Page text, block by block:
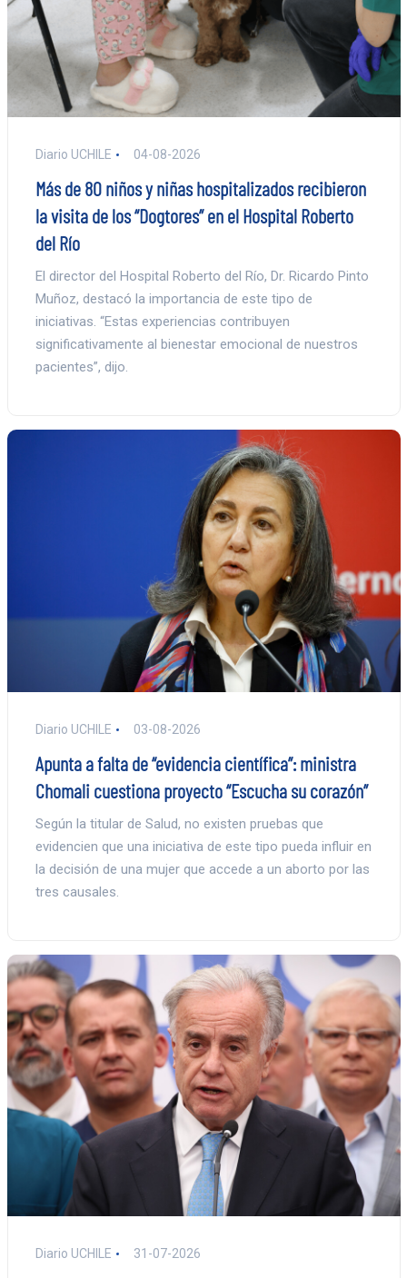
Diario UCHILE 04-08-2026
Más de 80 niños y niñas hospitalizados recibieron
la visita de los “Dogtores” en el Hospital Roberto
del Río
El director del Hospital Roberto del Río, Dr. Ricardo Pinto
Muñoz, destacó la importancia de este tipo de
iniciativas. “Estas experiencias contribuyen
significativamente al bienestar emocional de nuestros
pacientes”, dijo.
Diario UCHILE 03-08-2026
Apunta a falta de “evidencia científica”: ministra
Chomali cuestiona proyecto “Escucha su corazón”
Según la titular de Salud, no existen pruebas que
evidencien que una iniciativa de este tipo pueda influir en
la decisión de una mujer que accede a un aborto por las
tres causales.
Diario UCHILE 31-07-2026